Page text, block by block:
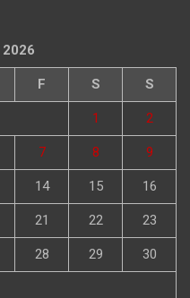
2026
F S S
1 2
7 8 9
14 15 16
21 22 23
28 29 30